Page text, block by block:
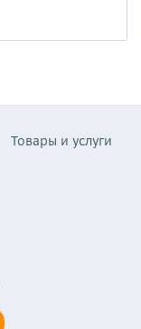
Товары и услуги